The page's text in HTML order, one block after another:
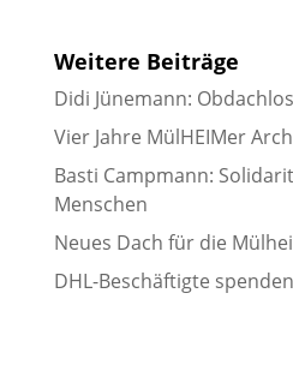
Weitere Beiträge
Didi Jünemann:
Vier Jahre MülHEIMer
Basti Campmann:
Menschen
Neues Dach für die
DHL-Beschäftigte